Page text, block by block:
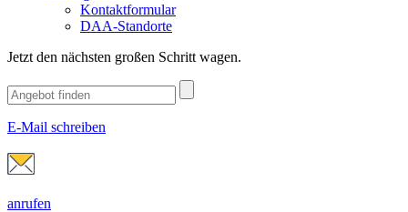
Kontaktformular
DAA-Standorte
Jetzt den nächsten großen Schritt wagen.
E-Mail schreiben
anrufen